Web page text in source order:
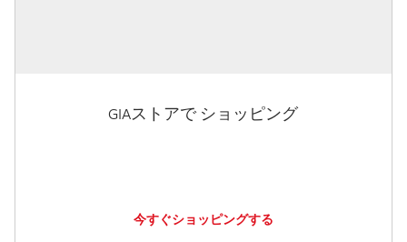
GIAストアで ショッピング
今すぐショッピングする